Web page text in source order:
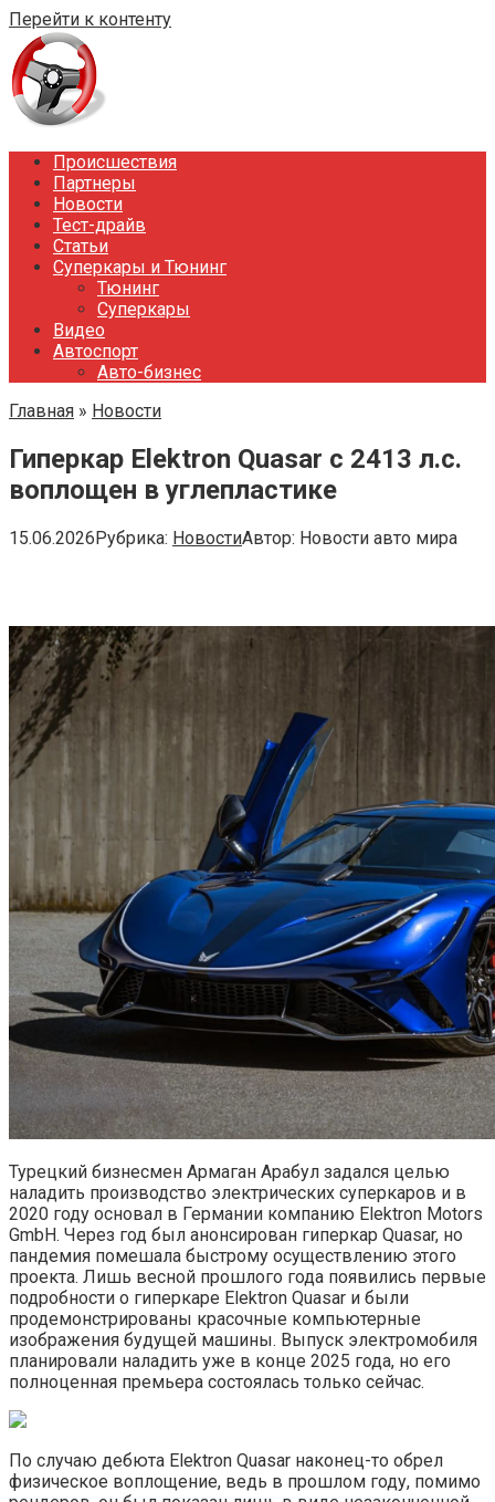
Перейти к контенту
Происшествия
Партнеры
Новости
Тест-драйв
Статьи
Суперкары и Тюнинг
Тюнинг
Суперкары
Видео
Автоспорт
Авто-бизнес
Главная » Новости
Гиперкар Elektron Quasar c 2413 л.с.
воплощен в углепластике
15.06.2026Рубрика: НовостиАвтор: Новости авто мира
Турецкий бизнесмен Армаган Арабул задался целью
наладить производство электрических суперкаров и в
2020 году основал в Германии компанию Elektron Motors
GmbH. Через год был анонсирован гиперкар Quasar, но
пандемия помешала быстрому осуществлению этого
проекта. Лишь весной прошлого года появились первые
подробности о гиперкаре Elektron Quasar и были
продемонстрированы красочные компьютерные
изображения будущей машины. Выпуск электромобиля
планировали наладить уже в конце 2025 года, но его
полноценная премьера состоялась только сейчас.
По случаю дебюта Elektron Quasar наконец-то обрел
физическое воплощение, ведь в прошлом году, помимо